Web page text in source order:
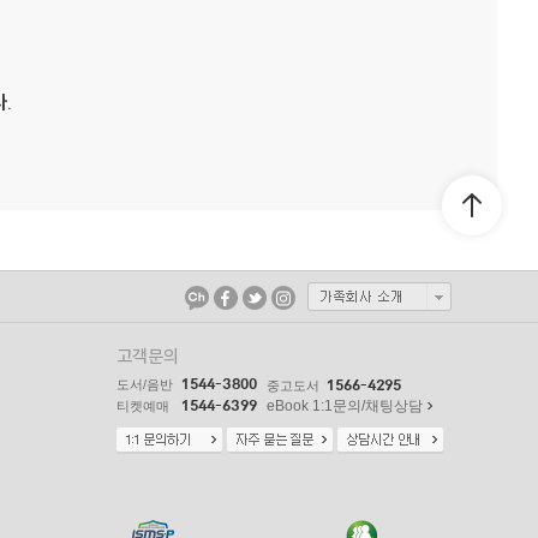
.
고객문의
도서/음반 1544-3800 중고도서 1566-4295
티켓예매 1544-6399 eBook 1:1문의/채팅상담